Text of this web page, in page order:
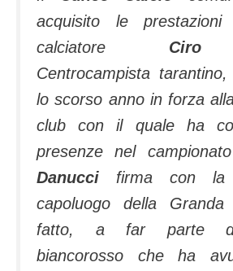
acquisito le
calciatore Ciro
Centrocampista
lo scorso anno in forza
club con il quale ha
presenze nel
Danucci firma con la
capoluogo della
fatto, a far parte
biancorosso che ha